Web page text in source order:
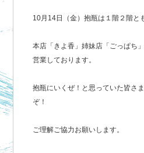
10月14日（金）抱瓶は１階２階と
本店「きよ香」姉妹店「ごっぱち
営業しております。
抱瓶にいくぜ！と思っていた皆さ
ぞ！
ご理解ご協力お願いします。